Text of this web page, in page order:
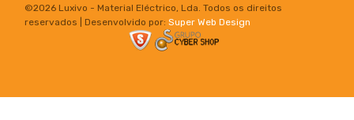
©2026 Luxivo - Material Eléctrico, Lda. Todos os direitos
reservados | Desenvolvido por: Super Web Design